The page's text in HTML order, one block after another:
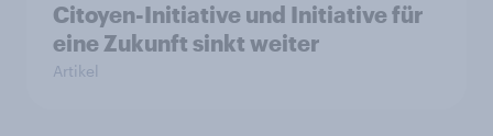
Citoyen-Initiative und Initiative für
eine Zukunft sinkt weiter
Artikel